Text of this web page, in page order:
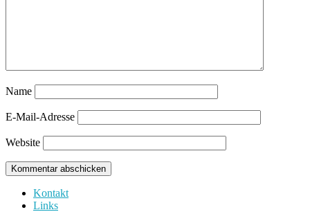
Name
E-Mail-Adresse
Website
Kontakt
Links